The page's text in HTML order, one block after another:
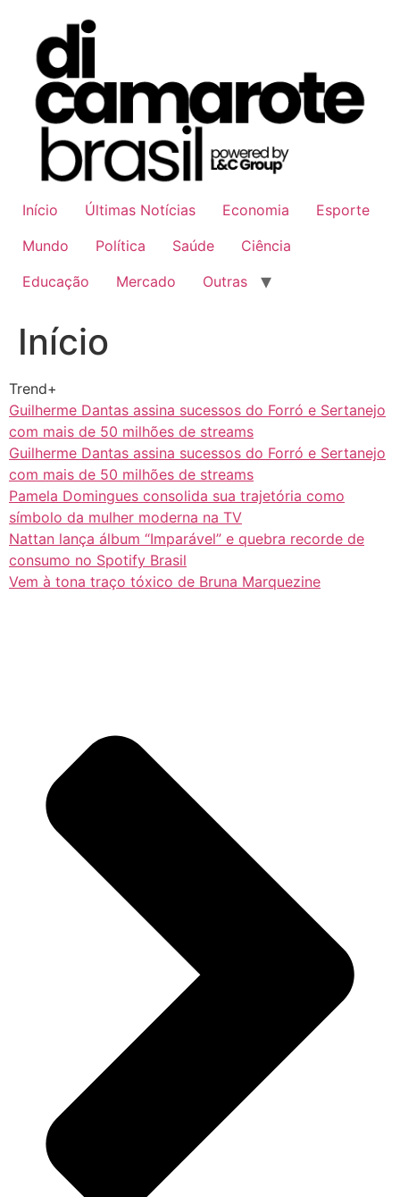
conteúdo
Início Últimas Notícias Economia
Esporte
Mundo
Política Saúde
Ciência
Educação
Mercado Outras
Início
Trend+
Guilherme Dantas assina sucessos do Forró e Sertanejo
com mais de 50 milhões de streams
Guilherme Dantas assina sucessos do Forró e Sertanejo
com mais de 50 milhões de streams
Pamela Domingues consolida sua trajetória como
símbolo da mulher moderna na TV
Nattan lança álbum “Imparável” e quebra recorde de
consumo no Spotify Brasil
Vem à tona traço tóxico de Bruna Marquezine